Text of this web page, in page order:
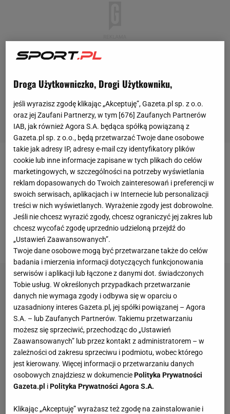
Letnia odsłona League of Legends European
Championship dała szansę kolejnymzawodnikomz
Polski. Za sprawą rotacji w Team BDS na najwyższy
szczebel rozgrywek awansował między innymi
Robert "Erdote" Nowak. Jak donoszą najnowsze
przecieki, jego dni w LEC mogą być policzone.
Droga Użytkowniczko, Drogi Użytkowniku,
jeśli wyrazisz zgodę klikając „Akceptuję”, Gazeta.pl sp. z o.o.
oraz jej Zaufani Partnerzy, w tym [676] Zaufanych Partnerów
IAB, jak również Agora S.A. będąca spółką powiązaną z
Gazeta.pl sp. z o.o., będą przetwarzać Twoje dane osobowe
takie jak adresy IP, adresy e-mail czy identyfikatory plików
cookie lub inne informacje zapisane w tych plikach do celów
marketingowych, w szczególności na potrzeby wyświetlania
reklam dopasowanych do Twoich zainteresowań i preferencji w
swoich serwisach, aplikacjach i w Internecie lub personalizacji
treści w nich wyświetlanych. Wyrażenie zgody jest dobrowolne.
Jeśli nie chcesz wyrazić zgody, chcesz ograniczyć jej zakres lub
chcesz wycofać zgodę uprzednio udzieloną przejdź do
„Ustawień Zaawansowanych”.
Twoje dane osobowe mogą być przetwarzane także do celów
badania i mierzenia informacji dotyczących funkcjonowania
serwisów i aplikacji lub łączone z danymi dot. świadczonych
Tobie usług. W określonych przypadkach przetwarzanie
danych nie wymaga zgody i odbywa się w oparciu o
uzasadniony interes Gazeta.pl, jej spółki powiązanej – Agora
S.A. – lub Zaufanych Partnerów. Takiemu przetwarzaniu
możesz się sprzeciwić, przechodząc do „Ustawień
Zaawansowanych” lub przez kontakt z administratorem – w
zależności od zakresu sprzeciwu i podmiotu, wobec którego
jest kierowany. Więcej informacji o przetwarzaniu danych
osobowych znajdziesz w dokumenciePolityka Prywatności
Gazeta.pl iPolityka Prywatności Agora S.A.
Klikając „Akceptuję” wyrażasz też zgodę na zainstalowanie i